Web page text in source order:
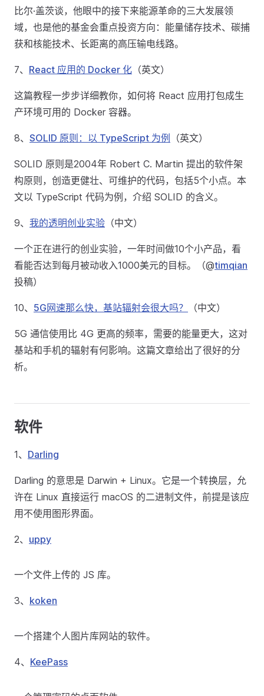
比尔·盖茨谈，他眼中的接下来能源革命的三大发展领
域，也是他的基金会重点投资方向：能量储存技术、碳捕
获和核能技术、长距离的高压输电线路。
7、 React 应用的 Docker 化 （英文）
这篇教程一步步详细教你，如何将 React 应用打包成生
产环境可用的 Docker 容器。
8、 SOLID 原则：以 TypeScript 为例 （英文）
SOLID 原则是2004年 Robert C. Martin 提出的软件架
构原则，创造更健壮、可维护的代码，包括5个小点。本
文以 TypeScript 代码为例，介绍 SOLID 的含义。
9、 我的透明创业实验 （中文）
一个正在进行的创业实验，一年时间做10个小产品，看
看能否达到每月被动收入1000美元的目标。（@timqian
投稿）
10、 5G网速那么快，基站辐射会很大吗？ （中文）
5G 通信使用比 4G 更高的频率，需要的能量更大，这对
基站和手机的辐射有何影响。这篇文章给出了很好的分
析。
软件
1、 Darling
Darling 的意思是 Darwin + Linux。它是一个转换层，允
许在 Linux 直接运行 macOS 的二进制文件，前提是该应
用不使用图形界面。
2、 uppy
一个文件上传的 JS 库。
3、 koken
一个搭建个人图片库网站的软件。
4、 KeePass